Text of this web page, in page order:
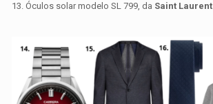
13. Óculos solar modelo SL 799, da Saint Laurent